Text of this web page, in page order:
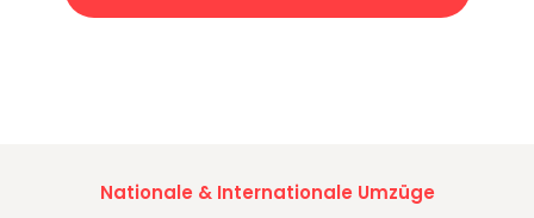
Nationale & Internationale Umzüge